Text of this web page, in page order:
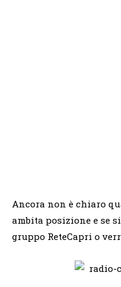
Ancora non è chiaro
ambita posizione e se
gruppo ReteCapri o